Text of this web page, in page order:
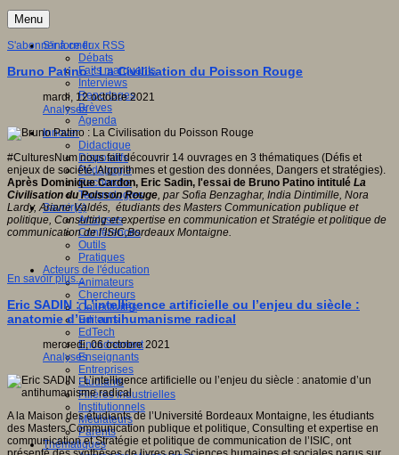
Menu
S'informer
Débats
Faits marquants
Interviews
Reportages
Brèves
Agenda
Innover
Didactique
Dispositifs
Pédagogie
Recherche
Technologies
Savoir(s)
Analyses
Conférences
Outils
Pratiques
Acteurs de l'éducation
Animateurs
Chercheurs
Collectivités
Editeurs
EdTech
Encadrement
Enseignants
Entreprises
Etudiants
Filières industrielles
Institutionnels
Médiateurs
Parents
Thématiques
S'abonner à ce flux RSS
Bruno Patino : La Civilisation du Poisson Rouge
mardi, 12 octobre 2021
Analyses
#CulturesNum nous fait découvrir 14 ouvrages en 3 thématiques (Défis et
enjeux de société, Algorithmes et gestion des données, Dangers et stratégies).
Après Dominique Cardon, Eric Sadin, l'essai de Bruno Patino intitulé La
Civilisation du Poisson Rouge, parSofia Benzaghar, India Dintimille, Nora
Lardy, Ariane Valdés, étudiants des Masters Communication publique et
politique, Consulting et expertise en communication et Stratégie et politique de
communication de l’ISIC,Bordeaux Montaigne.
En savoir plus...
Eric SADIN : L’intelligence artificielle ou l’enjeu du siècle :
anatomie d’un antihumanisme radical
mercredi, 06 octobre 2021
Analyses
A la Maison des étudiants de l’Université Bordeaux Montaigne, les étudiants
des Masters Communication publique et politique, Consulting et expertise en
communication et Stratégie et politique de communication de l’ISIC, ont